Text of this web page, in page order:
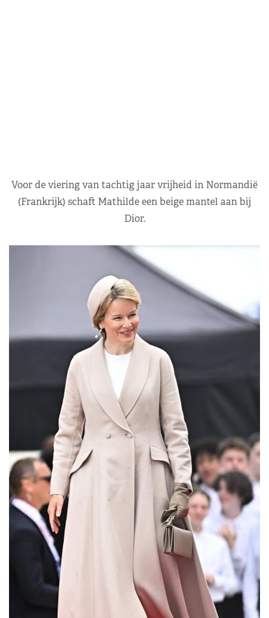
Voor de viering van tachtig jaar vrijheid in Normandië
(Frankrijk) schaft Mathilde een beige mantel aan bij
Dior.